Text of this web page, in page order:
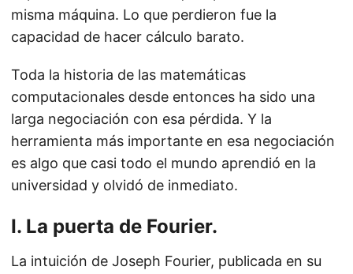
misma máquina. Lo que perdieron fue la
capacidad de hacer cálculo barato.
Toda la historia de las matemáticas
computacionales desde entonces ha sido una
larga negociación con esa pérdida. Y la
herramienta más importante en esa negociación
es algo que casi todo el mundo aprendió en la
universidad y olvidó de inmediato.
I. La puerta de Fourier.
La intuición de Joseph Fourier, publicada en su